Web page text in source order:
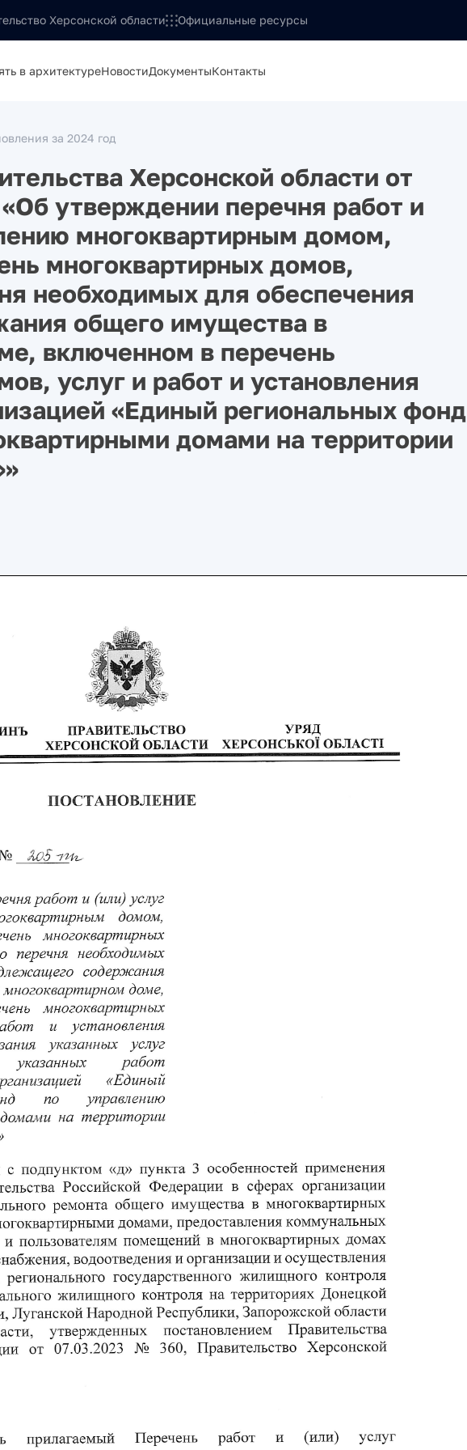
Херсонской области Официальные ресурсы
в архитектуреНовостиДокументыКонтакты
за 2024 год
Херсонской области от
утверждении перечня работ и
многоквартирным домом,
многоквартирных домов,
необходимых для обеспечения
общего имущества в
включенном в перечень
услуг и работ и установления
«Единый региональных фонд
домами на территории